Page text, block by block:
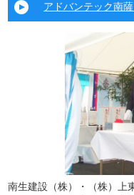
アドバンテック南
南生建設（株）・（株）上